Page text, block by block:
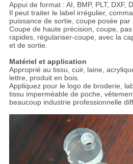
Appui de format : AI, BMP, PLT, DXF,
Il peut traiter le label irrégulier,
puissance de sortie, coupe posée par
Coupe de haute précision, coupe,
rapides, régulariser-coupe, avec la
et de sortie.
Matériel et application
Approprié au tissu, cuir, laine,
lettre, produit en bois.
Appliquez pour le logo de broderie,
tissu imperméable de poche,
beaucoup industrie professionnelle